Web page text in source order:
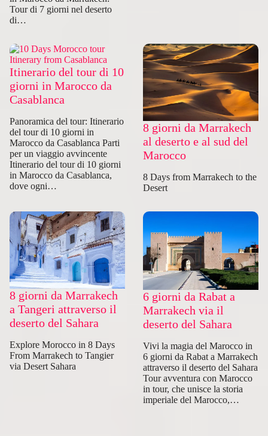
Tour di 7 giorni nel deserto
di…
Itinerario del tour di 10
giorni in Marocco da
Casablanca
Panoramica del tour: Itinerario
del tour di 10 giorni in
Marocco da Casablanca Parti
per un viaggio avvincente
Itinerario del tour di 10 giorni
in Marocco da Casablanca,
dove ogni…
8 giorni da Marrakech
al deserto e al sud del
Marocco
8 Days from Marrakech to the
Desert
8 giorni da Marrakech
a Tangeri attraverso il
deserto del Sahara
Explore Morocco in 8 Days
From Marrakech to Tangier
via Desert Sahara
6 giorni da Rabat a
Marrakech via il
deserto del Sahara
Vivi la magia del Marocco in
6 giorni da Rabat a Marrakech
attraverso il deserto del Sahara
Tour avventura con Marocco
in tour, che unisce la storia
imperiale del Marocco,…